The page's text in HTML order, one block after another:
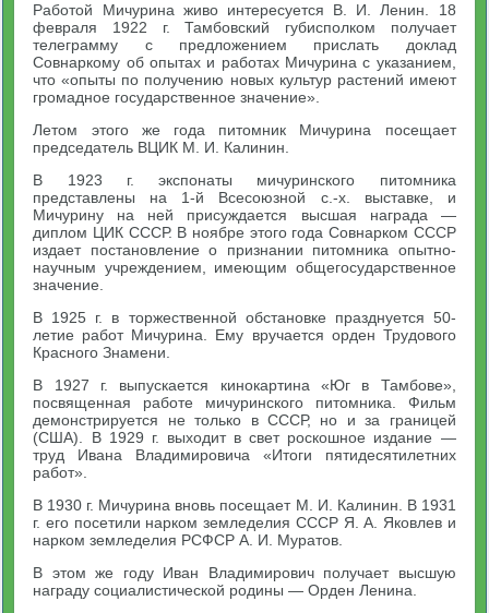
Работой Мичурина живо интересуется В. И. Ленин. 18
февраля 1922 г. Тамбовский губисполком получает
телеграмму с предложением прислать доклад
Совнаркому об опытах и работах Мичурина с указанием,
что «опыты по получению новых культур растений имеют
громадное государственное значение».
Летом этого же года питомник Мичурина посещает
председатель ВЦИК М. И. Калинин.
В 1923 г. экспонаты мичуринского питомника
представлены на 1-й Всесоюзной с.-х. выставке, и
Мичурину на ней присуждается высшая награда —
диплом ЦИК СССР. В ноябре этого года Совнарком СССР
издает постановление о признании питомника опытно-
научным учреждением, имеющим общегосударственное
значение.
В 1925 г. в торжественной обстановке празднуется 50-
летие работ Мичурина. Ему вручается орден Трудового
Красного Знамени.
В 1927 г. выпускается кинокартина «Юг в Тамбове»,
посвященная работе мичуринского питомника. Фильм
демонстрируется не только в СССР, но и за границей
(США). В 1929 г. выходит в свет роскошное издание —
труд Ивана Владимировича «Итоги пятидесятилетних
работ».
В 1930 г. Мичурина вновь посещает М. И. Калинин. В 1931
г. его посетили нарком земледелия СССР Я. А. Яковлев и
нарком земледелия РСФСР А. И. Муратов.
В этом же году Иван Владимирович получает высшую
награду социалистической родины — Орден Ленина.